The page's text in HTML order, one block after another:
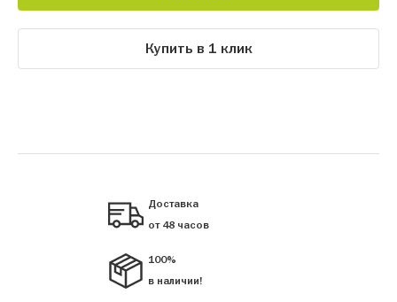
Купить в 1 клик
Доставка
от 48 часов
100%
в наличии!